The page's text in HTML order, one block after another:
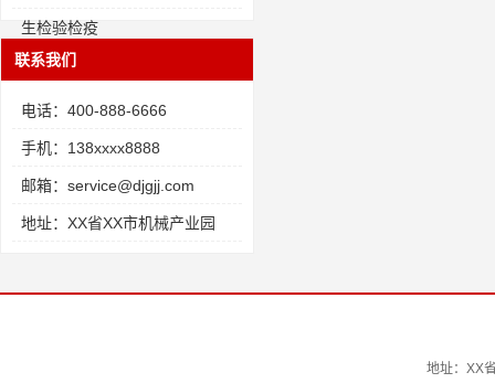
生检验检疫
联系我们
电话：400-888-6666
手机：138xxxx8888
邮箱：service@djgjj.com
地址：XX省XX市机械产业园
地址：XX